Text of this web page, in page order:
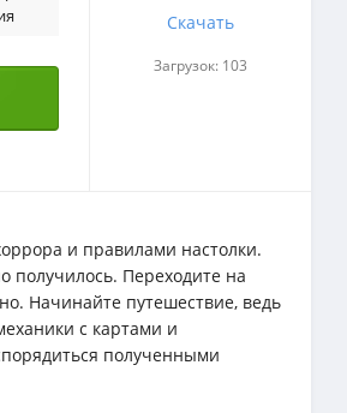
Скачать
Загрузок: 103
и правилами настолки.
получилось. Переходите на
Начинайте путешествие, ведь
с картами и
полученными